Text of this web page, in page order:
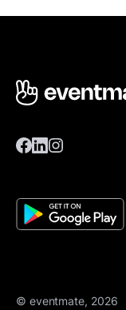
© eventmate, 2026